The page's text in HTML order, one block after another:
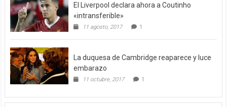
El Liverpool declara ahora a Coutinho
«intransferible»
11 agosto, 2017 1
La duquesa de Cambridge reaparece y luce
embarazo
11 octubre, 2017 1